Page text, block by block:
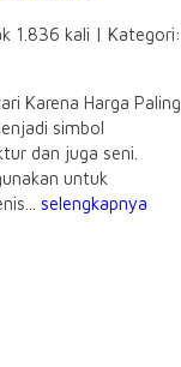
1.836 kali | Kategori:
Karena Harga Paling
simbol
dan juga seni.
untuk
selengkapnya